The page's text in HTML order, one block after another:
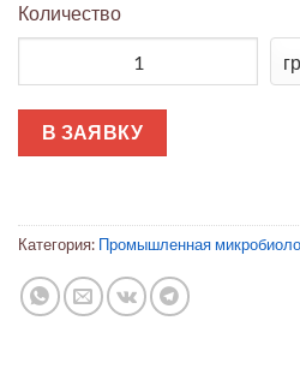
Количество
В ЗАЯВКУ
Категория: Промышленная